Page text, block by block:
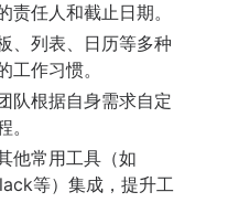
责任人和截止日期。
、列表、日历等多种
工作习惯。
队根据自身需求自定
他常用工具（如
等）集成，提升工